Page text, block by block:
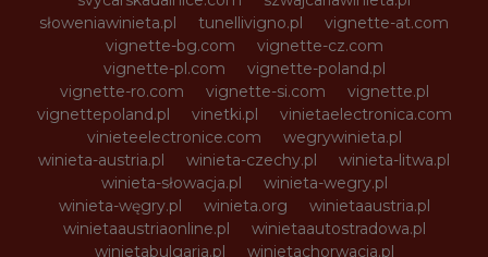
słoweniawinieta.pl
tunellivigno.pl
vignette-at.com
vignette-bg.com
vignette-cz.com
vignette-pl.com
vignette-poland.pl
vignette-ro.com
vignette-si.com
vignette.pl
vignettepoland.pl
vinetki.pl
vinietaelectronica.com
vinieteelectronice.com
wegrywinieta.pl
winieta-austria.pl
winieta-czechy.pl
winieta-litwa.pl
winieta-słowacja.pl
winieta-wegry.pl
winieta-węgry.pl
winieta.org
winietaaustria.pl
winietaaustriaonline.pl
winietaautostradowa.pl
winietabulgaria.pl
winietachorwacja.pl